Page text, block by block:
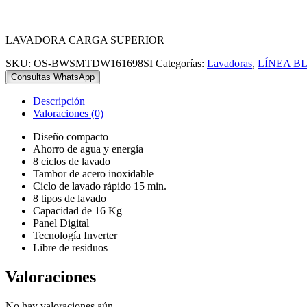
LAVADORA CARGA SUPERIOR
SKU: OS-BWSMTDW161698SI Categorías: Lavadoras, LÍNEA
Consultas WhatsApp
Descripción
Valoraciones (0)
Diseño compacto
Ahorro de agua y energía
8 ciclos de lavado
Tambor de acero inoxidable
Ciclo de lavado rápido 15 min.
8 tipos de lavado
Capacidad de 16 Kg
Panel Digital
Tecnología Inverter
Libre de residuos
Valoraciones